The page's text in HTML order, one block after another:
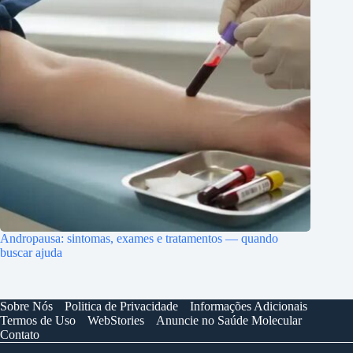
Andropausa: sintomas, exames e tratamentos — quando
buscar ajuda
Sobre Nós Politica de Privacidade
Informações Adicionais
Termos de Uso
WebStories
Anuncie no Saúde Molecular
Contato